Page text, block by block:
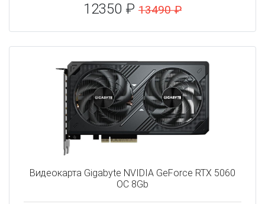
12350 ₽ 13490 ₽
Видеокарта Gigabyte NVIDIA GeForce RTX 5060
OC 8Gb